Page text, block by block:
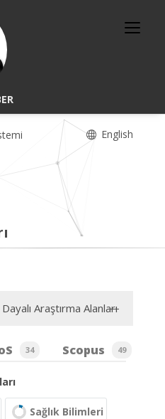
English
Araştırma Alanları
34 Scopus 49
Sağlık Bilimleri